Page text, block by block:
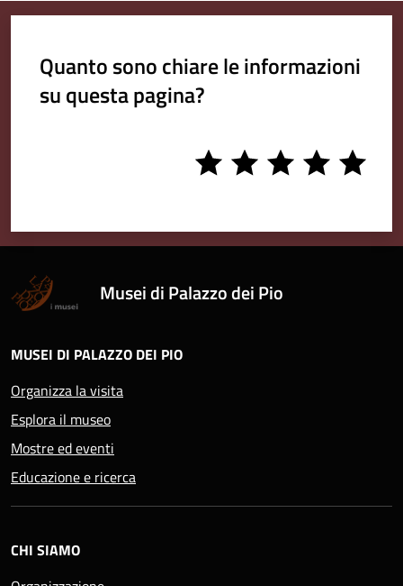
Quanto sono chiare le informazioni
su questa pagina?
5
stars
4
stars
3
stars
2
stars
1
stars
Musei di Palazzo dei Pio
MUSEI DI PALAZZO DEI PIO
Organizza la visita
Esplora il museo
Mostre ed eventi
Educazione e ricerca
CHI SIAMO